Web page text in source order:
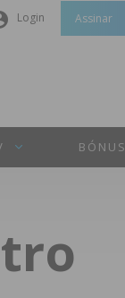
Login
INICIAR
Assinar
BÓNUS